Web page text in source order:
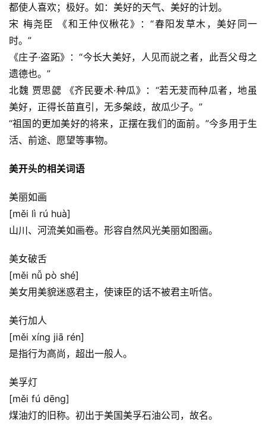
都使人喜欢；极好。如：美好的天气、美好的计划。
宋 梅尧臣 《和王仲仪楸花》：“春阳发草木，美好同一
时。”
《庄子·盗跖》：“今长大美好，人见而説之者，此吾父母之
遗德也。”
北魏 贾思勰 《齐民要术·种瓜》：“若无茇而种瓜者，地虽
美好，正得长苗直引，无多槃歧，故瓜少子。”
“祖国的更加美好的将来，正摆在我们的面前。”今多用于生
活、前途、愿望等事物。
美开头的相关词语
美丽如画
[měi lì rú huà]
山川、河流美如画卷。形容自然风光美丽如图画。
美女破舌
[měi nǚ pò shé]
美女用美貌迷惑君主，使谏臣的话不被君主听信。
美行加人
[měi xíng jiā rén]
是指行为高尚，超出一般人。
美孚灯
[měi fú dēng]
煤油灯的旧称。初出于美国美孚石油公司，故名。